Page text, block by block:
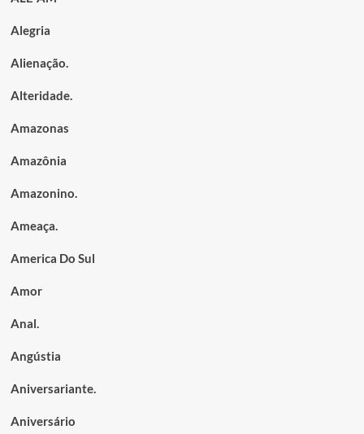
Alegria
Alienação.
Alteridade.
Amazonas
Amazônia
Amazonino.
Ameaça.
America Do Sul
Amor
Anal.
Angústia
Aniversariante.
Aniversário